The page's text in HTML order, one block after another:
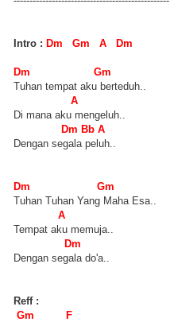
Intro : Dm Gm A Dm
Dm Gm
Tuhan tempat aku berteduh..
A
Di mana aku mengeluh..
Dm Bb A
Dengan segala peluh..
Dm Gm
Tuhan Tuhan Yang Maha Esa..
A
Tempat aku memuja..
Dm
Dengan segala do'a..
Reff :
Gm F